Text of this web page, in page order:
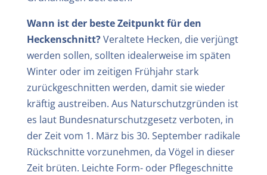
Wann ist der beste Zeitpunkt für den
Heckenschnitt?Veraltete Hecken, die verjüngt
werden sollen, sollten idealerweise im späten
Winter oder im zeitigen Frühjahr stark
zurückgeschnitten werden, damit sie wieder
kräftig austreiben. Aus Naturschutzgründen ist
es laut Bundesnaturschutzgesetz verboten, in
der Zeit vom 1. März bis 30. September radikale
Rückschnitte vorzunehmen, da Vögel in dieser
Zeit brüten. Leichte Form- oder Pflegeschnitte